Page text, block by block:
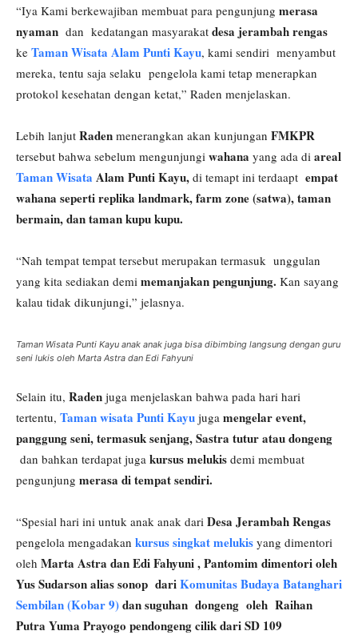
“Iya Kami berkewajiban membuat para pengunjung merasa
nyaman dan kedatangan masyarakat desa jerambah rengas
ke Taman Wisata Alam Punti Kayu, kami sendiri menyambut
mereka, tentu saja selaku pengelola kami tetap menerapkan
protokol kesehatan dengan ketat,” Raden menjelaskan.
Lebih lanjut Raden menerangkan akan kunjungan FMKPR
tersebut bahwa sebelum mengunjungi wahana yang ada di areal
Taman Wisata Alam Punti Kayu, di temapt ini terdaapt empat
wahana seperti replika landmark, farm zone (satwa), taman
bermain, dan taman kupu kupu.
“Nah tempat tempat tersebut merupakan termasuk unggulan
yang kita sediakan demi memanjakan pengunjung. Kan sayang
kalau tidak dikunjungi,” jelasnya.
Taman Wisata Punti Kayu anak anak juga bisa dibimbing langsung dengan guru
seni lukis oleh Marta Astra dan Edi Fahyuni
Selain itu, Raden juga menjelaskan bahwa pada hari hari
tertentu, Taman wisata Punti Kayu juga mengelar event,
panggung seni, termasuk senjang, Sastra tutur atau dongeng
dan bahkan terdapat juga kursus melukis demi membuat
pengunjung merasa di tempat sendiri.
“Spesial hari ini untuk anak anak dari Desa Jerambah Rengas
pengelola mengadakan kursus singkat melukis yang dimentori
oleh Marta Astra dan Edi Fahyuni , Pantomim dimentori oleh
Yus Sudarson alias sonop dariKomunitas Budaya Batanghari
Sembilan (Kobar 9)dan suguhan dongeng oleh Raihan
Putra Yuma Prayogo pendongeng cilik dari SD 109